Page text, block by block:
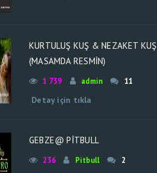
KURTULUŞ KUŞ & NEZAKET KUŞ
(MASAMDA RESMİN)
1 739 admin 11
Detay için tıkla
GEBZE@ PİTBULL
236 Pitbull 2